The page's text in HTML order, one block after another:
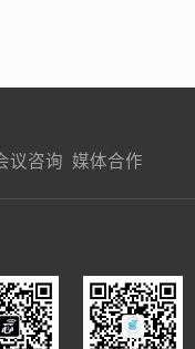
议咨询 媒体合作
扫码加我直
接开聊